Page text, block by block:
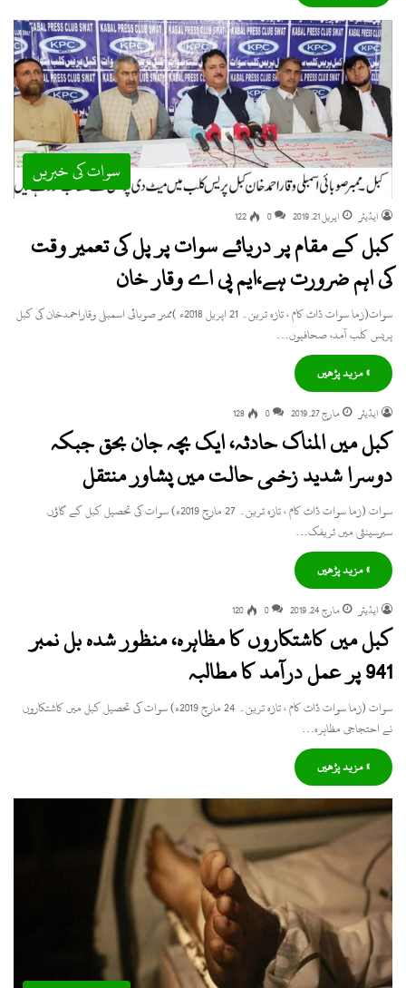
سوات کی خبریں
ایڈیٹر اپریل 21, 2019 0
122
کبل کے مقام پر دریائے سوات پر پل کی تعمیر وقت
کی اہم ضرورت ہے،ایم پی اے وقار خان
سوات(زما سوات ڈاٹ کام ، تازہ ترین۔ 21 اپریل 2018ء )ممبر صوبائی اسمبلی وقاراحمدخان کی کبل
پریس کلب آمد، صحافیوں…
» مزید پڑھیں
ایڈیٹر مارچ 27, 2019 0
128
کبل میں المناک حادثہ، ایک بچہ جان بحق جبکہ
دوسرا شدید زخمی حالت میں پشاور منتقل
سوات (زما سوات ڈاٹ کام ، تازہ ترین۔ 27 مارچ 2019ء) سوات کی تحصیل کبل کے گاؤں
سیرسینئی میں ٹریفک…
» مزید پڑھیں
ایڈیٹر مارچ 24, 2019 0
120
کبل میں کاشتکاروں کا مظاہرہ، منظور شدہ بل نمبر
941 پر عمل درآمد کا مطالبہ
سوات (زما سوات ڈاٹ کام ، تازہ ترین۔ 24 مارچ 2019ء) سوات کی تحصیل کبل میں کاشتکاروں
نے احتجاجی مظاہرہ…
» مزید پڑھیں